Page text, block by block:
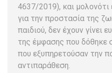
4637/2019), και μολονότι
για την προστασία της
παιδιού, δεν έχουν γίνει
της έμφασης που δόθηκε
που εξυπηρετούσαν την
αντιπαράθεση.